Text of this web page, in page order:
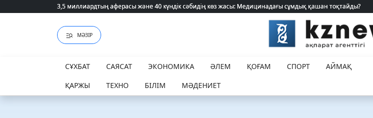
3,5 миллиардтың аферасы және 40 күндік сәбидің көз жасы: Медицинадағы сұмдық қашан тоқтайды?
3,5 миллиардтың аферасы және 40 күндік сәбидің көз жасы: Медицинадағы сұмдық қашан тоқтайды?
МӘЗІР
СҰХБАТ САЯСАТ ЭКОНОМИКА ӘЛЕМ ҚОҒАМ СПОРТ
АЙМАҚ
ҚАРЖЫ
ТЕХНО БІЛІМ МӘДЕНИЕТ